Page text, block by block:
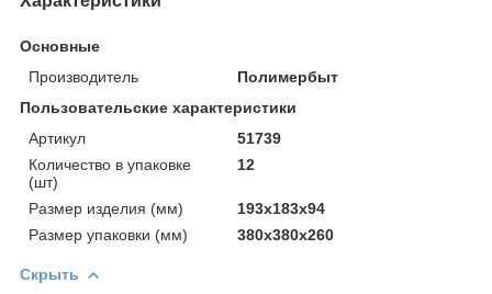
Основные
Производитель
Полимербыт
Пользовательские характеристики
Артикул
51739
Количество в упаковке
(шт)
12
Размер изделия (мм)
193х183х94
Размер упаковки (мм)
380х380х260
Скрыть